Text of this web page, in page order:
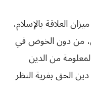
العلاقة بالإسلام،
من دون الخوض في
من الدين
الحق بفرية النظر